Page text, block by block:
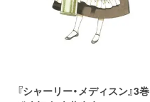
『シャーリー・メディスン』3巻